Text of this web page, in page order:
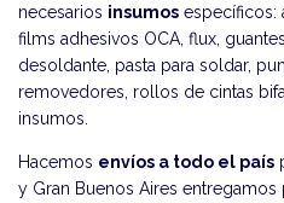
necesarios insumos específicos:
films adhesivos OCA, flux,
desoldante, pasta para soldar,
removedores, rollos de cintas
insumos.
Hacemos envíos a todo el país
y Gran Buenos Aires entregamos